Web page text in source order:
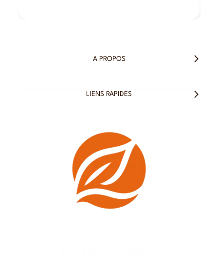
A PROPOS
LIENS RAPIDES